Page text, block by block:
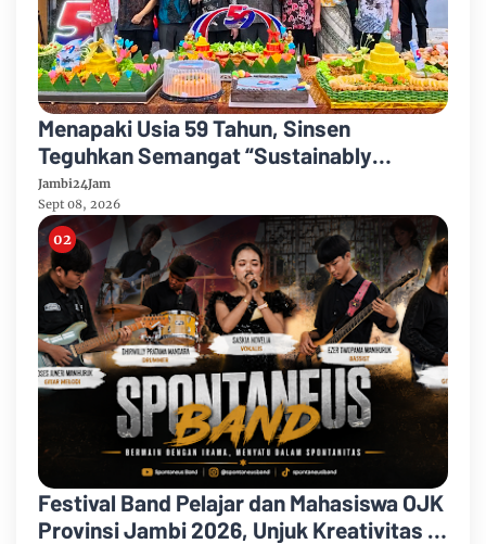
Menapaki Usia 59 Tahun, Sinsen
Teguhkan Semangat “Sustainably
Growing”
Jambi24Jam
Sept 08, 2026
Festival Band Pelajar dan Mahasiswa OJK
Provinsi Jambi 2026, Unjuk Kreativitas di